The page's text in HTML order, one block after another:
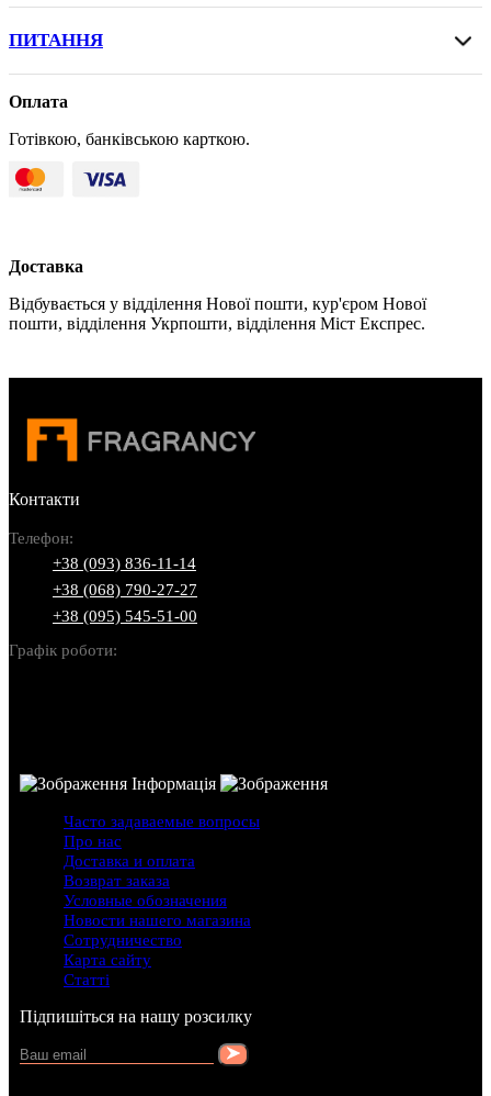
ПИТАННЯ
Оплата
Готівкою, банківською карткою.
Доставка
Відбувається у відділення Нової пошти, кур'єром Нової
пошти, відділення Укрпошти, відділення Міст Експрес.
Контакти
Телефон:
+38 (093) 836-11-14
+38 (068) 790-27-27
+38 (095) 545-51-00
Графік роботи:
Інформація
Часто задаваемые вопросы
Про нас
Доставка и оплата
Возврат заказа
Условные обозначения
Новости нашего магазина
Сотрудничество
Карта сайту
Статті
Підпишіться на нашу розсилку